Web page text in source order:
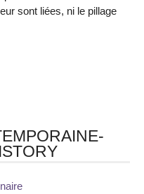
sont liées, ni le pillage